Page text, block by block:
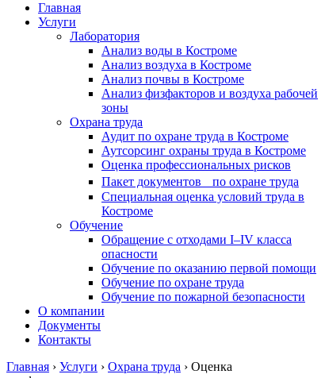
Главная
Услуги
Лаборатория
Анализ воды в Костроме
Анализ воздуха в Костроме
Анализ почвы в Костроме
Анализ физфакторов и воздуха рабочей
зоны
Охрана труда
Аудит по охране труда в Костроме
Аутсорсинг охраны труда в Костроме
Оценка профессиональных рисков
Пакет документов по охране труда
Специальная оценка условий труда в
Костроме
Обучение
Обращение с отходами I–IV класса
опасности
Обучение по оказанию первой помощи
Обучение по охране труда
Обучение по пожарной безопасности
О компании
Документы
Контакты
Главная › Услуги › Охрана труда › Оценка